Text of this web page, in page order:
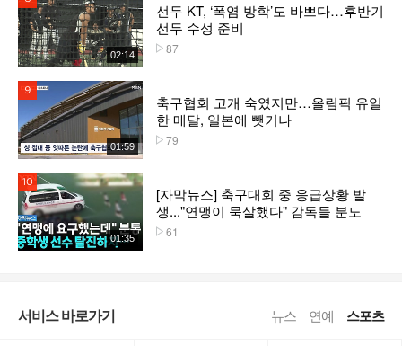
02:14
선두 KT, ‘폭염 방학’도 바쁘다…후반기
선두 수성 준비
87
01:59
축구협회 고개 숙였지만…올림픽 유일
한 메달, 일본에 뺏기나
79
01:35
[자막뉴스] 축구대회 중 응급상황 발
생..."연맹이 묵살했다" 감독들 분노
61
서비스 바로가기 뉴스 연예 스포츠